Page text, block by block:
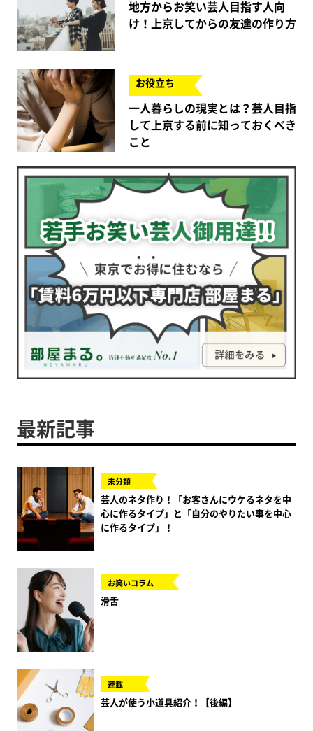
地方からお笑い芸人目指す人向
け！上京してからの友達の作り方
お役立ち
一人暮らしの現実とは？芸人目指
して上京する前に知っておくべき
こと
最新記事
未分類
芸人のネタ作り！「お客さんにウケるネタを中
心に作るタイプ」と「自分のやりたい事を中心
に作るタイプ」！
お笑いコラム
滑舌
連載
芸人が使う小道具紹介！【後編】